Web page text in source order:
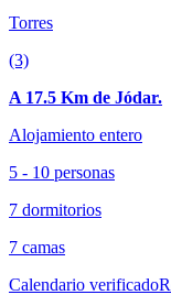
Torres
(3)
A 17.5 Km de Jódar.
Alojamiento entero
5 - 10 personas
7 dormitorios
7 camas
Calendario verificado